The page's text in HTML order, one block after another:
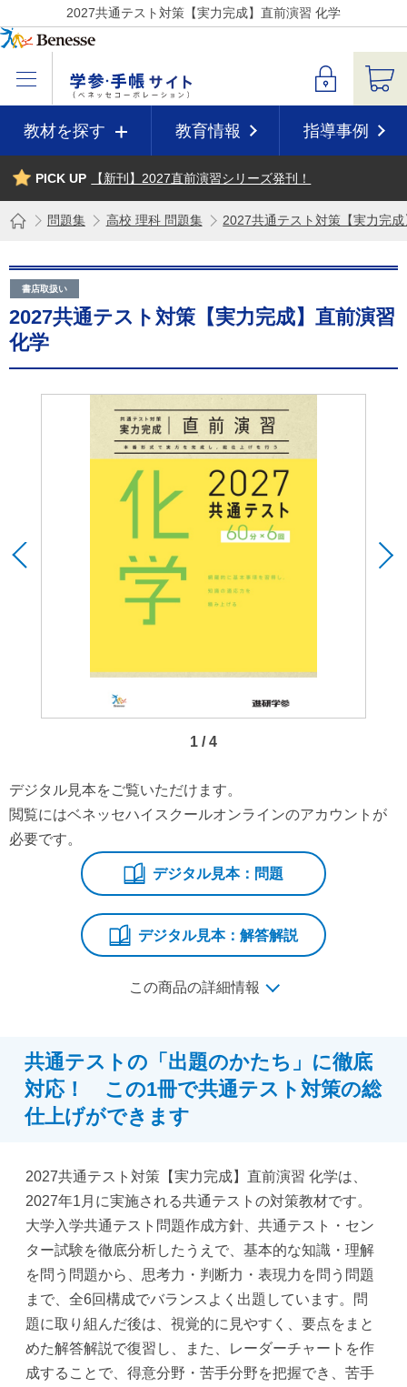
2027共通テスト対策【実力完成】直前演習 化学
教材を探す 教育情報 指導事例
PICK UP 【新刊】2027直前演習シリーズ発刊！
問題集 高校 理科 問題集 2027共通テスト対策【実力完
書店取扱い
2027共通テスト対策【実力完成】直前演習
化学
1 / 4
デジタル見本をご覧いただけます。
閲覧にはベネッセハイスクールオンラインのアカウントが
必要です。
デジタル見本：問題
デジタル見本：解答解説
この商品の詳細情報
共通テストの「出題のかたち」に徹底
対応！ この1冊で共通テスト対策の総
仕上げができます
2027共通テスト対策【実力完成】直前演習 化学は、
2027年1月に実施される共通テストの対策教材です。
大学入学共通テスト問題作成方針、共通テスト・セン
ター試験を徹底分析したうえで、基本的な知識・理解
を問う問題から、思考力・判断力・表現力を問う問題
まで、全6回構成でバランスよく出題しています。問
題に取り組んだ後は、視覚的に見やすく、要点をまと
めた解答解説で復習し、また、レーダーチャートを作
成することで、得意分野・苦手分野を把握でき、苦手